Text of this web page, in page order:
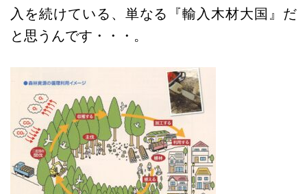
入を続けている、単なる『輸入木材大国』だ
と思うんです・・・。